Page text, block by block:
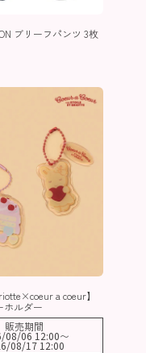
ブリーフパンツ 3枚
a coeur】
ホルダー
販売期間
08/06 12:00〜
08/17 12:00